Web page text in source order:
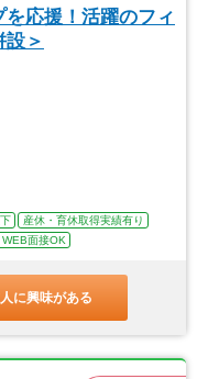
を応援！活躍のフィ
＞
産休・育休取得実績有り
WEB面接OK
に興味がある